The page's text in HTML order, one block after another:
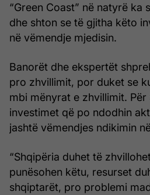
“Green Coast” në natyrë ka
dhe shton se të gjitha këto
në vëmendje mjedisin.
Banorët dhe ekspertët
pro zhvillimit, por duket se
mbi mënyrat e zhvillimit. Për
investimet që po ndodhin
jashtë vëmendjes ndikimin
“Shqipëria duhet të
punësohen këtu, resurset
shqiptarët, pro problemi